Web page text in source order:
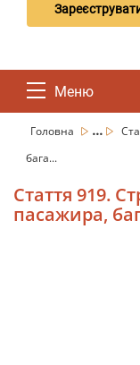
Меню
Головна ...
бага...
Стаття 919.
пасажира,